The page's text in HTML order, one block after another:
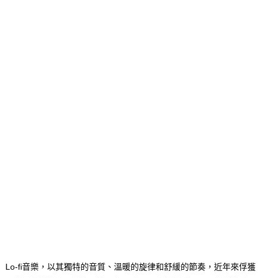
Lo-fi音樂，以其獨特的音質、溫暖的旋律和舒緩的節奏，近年來俘獲